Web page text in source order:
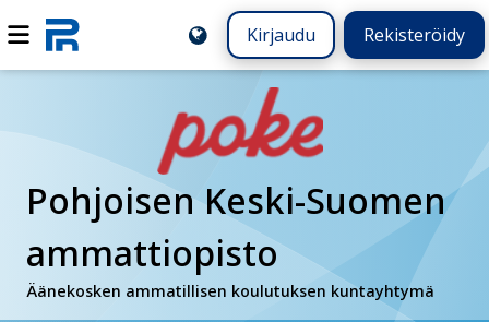
Kirjaudu Rekisteröidy
Pohjoisen Keski-Suomen
ammattiopisto
Äänekosken ammatillisen koulutuksen kuntayhtymä